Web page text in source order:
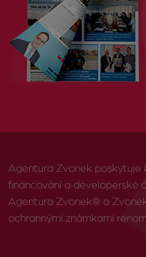
Agentura Zvonek poskytuje
financování a developerské
Agentura Zvonek® a
ochrannými známkami